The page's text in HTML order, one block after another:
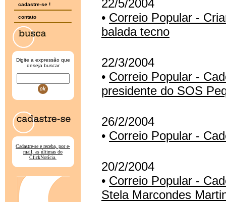
cadastre-se !
contato
Digite a expressão que
deseja buscar
Cadastre-se e receba, por e-
mail, as últimas do
ClickNotícia.
22/5/2004
• Correio Popular -
balada tecno
22/3/2004
• Correio Popular -
presidente do SOS
26/2/2004
• Correio Popular -
20/2/2004
• Correio Popular -
Stela Marcondes